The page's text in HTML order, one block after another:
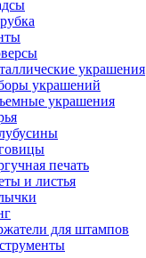
украшения
украшений
украшения
печать
и листья
для штампов